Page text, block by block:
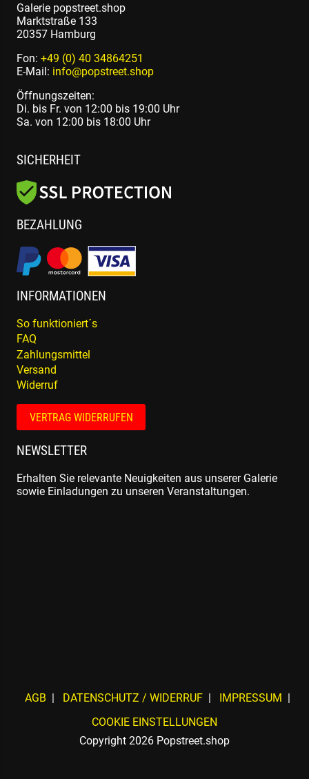
Galerie popstreet.shop
Marktstraße 133
20357 Hamburg
Fon: +49 (0) 40 34864251
E-Mail: info@popstreet.shop
Öffnungszeiten:
Di. bis Fr. von 12:00 bis 19:00 Uhr
Sa. von 12:00 bis 18:00 Uhr
SICHERHEIT
BEZAHLUNG
INFORMATIONEN
So funktioniert´s
FAQ
Zahlungsmittel
Versand
Widerruf
VERTRAG WIDERRUFEN
NEWSLETTER
Erhalten Sie relevante Neuigkeiten aus unserer Galerie
sowie Einladungen zu unseren Veranstaltungen.
AGB DATENSCHUTZ / WIDERRUF
IMPRESSUM
COOKIE EINSTELLUNGEN
Copyright 2026 Popstreet.shop